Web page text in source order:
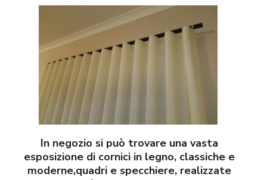
In negozio si può trovare una vasta
esposizione di cornici in legno, classiche e
moderne,quadri e specchiere, realizzate